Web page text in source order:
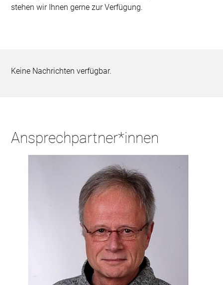
stehen wir Ihnen gerne zur Verfügung.
Keine Nachrichten verfügbar.
Ansprechpartner*innen